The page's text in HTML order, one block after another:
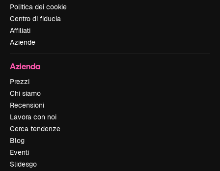
Politica dei cookie
Centro di fiducia
Affiliati
Aziende
Azienda
Prezzi
Chi siamo
Recensioni
Lavora con noi
Cerca tendenze
Blog
Eventi
Slidesgo